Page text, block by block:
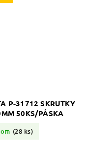
P-31712 SKRUTKY
50KS/PÁSKA
(28 ks)